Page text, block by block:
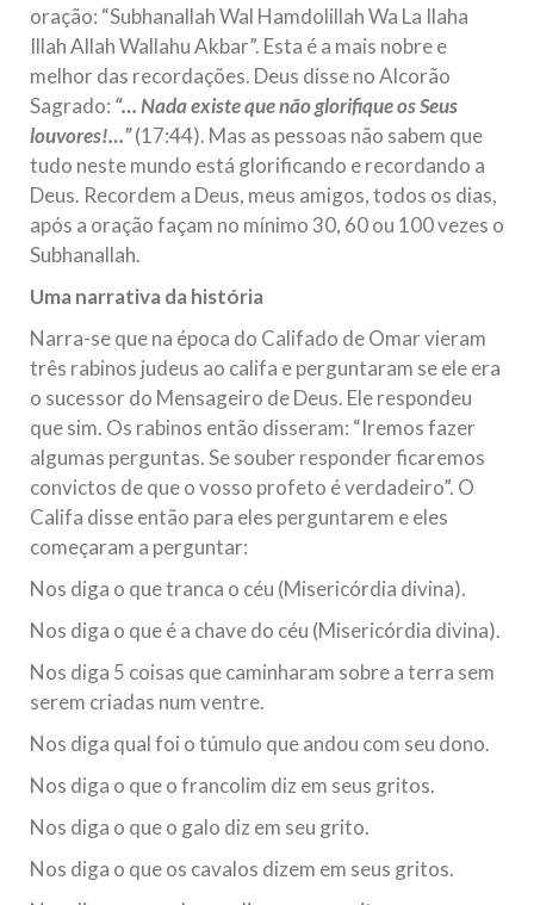
oração: “Subhanallah Wal Hamdolillah Wa La Ilaha
Illah Allah Wallahu Akbar”. Esta é a mais nobre e
melhor das recordações. Deus disse no Alcorão
Sagrado: “… Nada existe que não glorifique os Seus
louvores!…”(17:44). Mas as pessoas não sabem que
tudo neste mundo está glorificando e recordando a
Deus. Recordem a Deus, meus amigos, todos os dias,
após a oração façam no mínimo 30, 60 ou 100 vezes o
Subhanallah.
Uma narrativa da história
Narra-se que na época do Califado de Omar vieram
três rabinos judeus ao califa e perguntaram se ele era
o sucessor do Mensageiro de Deus. Ele respondeu
que sim. Os rabinos então disseram: “Iremos fazer
algumas perguntas. Se souber responder ficaremos
convictos de que o vosso profeto é verdadeiro”. O
Califa disse então para eles perguntarem e eles
começaram a perguntar:
Nos diga o que tranca o céu (Misericórdia divina).
Nos diga o que é a chave do céu (Misericórdia divina).
Nos diga 5 coisas que caminharam sobre a terra sem
serem criadas num ventre.
Nos diga qual foi o túmulo que andou com seu dono.
Nos diga o que o francolim diz em seus gritos.
Nos diga o que o galo diz em seu grito.
Nos diga o que os cavalos dizem em seus gritos.